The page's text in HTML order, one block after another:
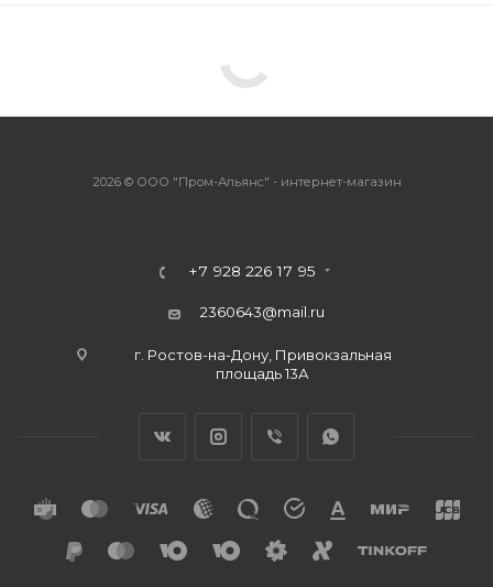
2026 © ООО "Пром-Альянс" - интернет-магазин
+7 928 226 17 95
2360643@mail.ru
г. Ростов-на-Дону, Привокзальная
площадь 13А